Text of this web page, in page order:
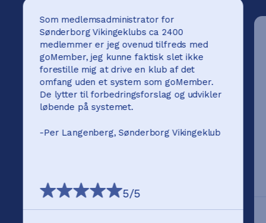
Som medlemsadministrator for
Sønderborg Vikingeklubs ca 2400
medlemmer er jeg ovenud tilfreds med
goMember, jeg kunne faktisk slet ikke
forestille mig at drive en klub af det
omfang uden et system som goMember.
De lytter til forbedringsforslag og udvikler
løbende på systemet.
-Per Langenberg, Sønderborg Vikingeklub
5/5